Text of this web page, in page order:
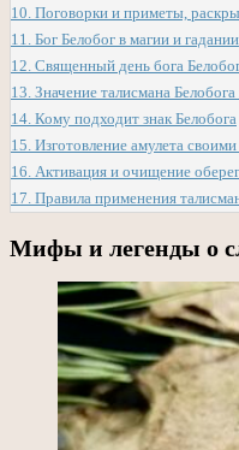
10. Поговорки и приметы,
11. Бог Белобог в магии и гадании
12. Священный день бога
13. Значение талисмана
14. Кому подходит знак Белобога
15. Изготовление амулета
16. Активация и очищение
17. Правила применения
Мифы и легенды о